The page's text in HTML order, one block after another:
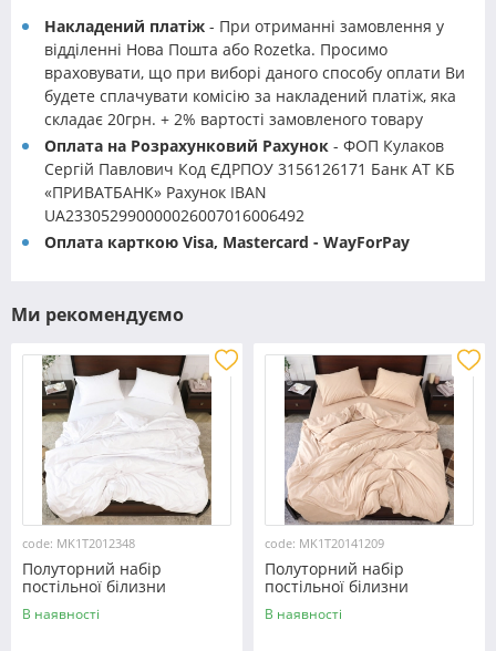
Накладений платіж - При отриманні замовлення у
відділенні Нова Пошта або Rozetka. Просимо
враховувати, що при виборі даного способу оплати Ви
будете сплачувати комісію за накладений платіж, яка
складає 20грн. + 2% вартості замовленого товару
Оплата на Розрахунковий Рахунок - ФОП Кулаков
Сергій Павлович Код ЄДРПОУ 3156126171 Банк АТ КБ
«ПРИВАТБАНК» Рахунок IBAN
UA233052990000026007016006492
Оплата карткою Visa, Mastercard - WayForPay
Ми рекомендуємо
code: MK1T2012348
Полуторний набір
постільної білизни
150*220 із мікрофібри
№2012348 Черешенка™
В наявності
code: MK1T20141209
Полуторний набір
постільної білизни
150*220 із мікрофібри
№20141209 Черешенка™
В наявності